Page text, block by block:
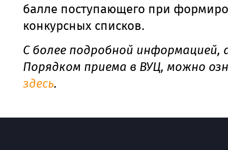
балле поступающего при
конкурсных списков.
С более подробной информацией,
Порядком приема в ВУЦ, можно
здесь.